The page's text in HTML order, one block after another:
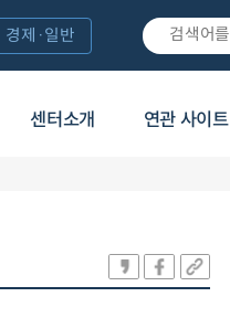
센터소개 연관 사이트
경제·일반